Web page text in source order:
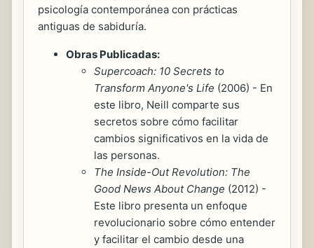
psicología contemporánea con prácticas
antiguas de sabiduría.
Obras Publicadas:
Supercoach: 10 Secrets to
Transform Anyone's Life (2006) - En
este libro, Neill comparte sus
secretos sobre cómo facilitar
cambios significativos en la vida de
las personas.
The Inside-Out Revolution: The
Good News About Change (2012) -
Este libro presenta un enfoque
revolucionario sobre cómo entender
y facilitar el cambio desde una